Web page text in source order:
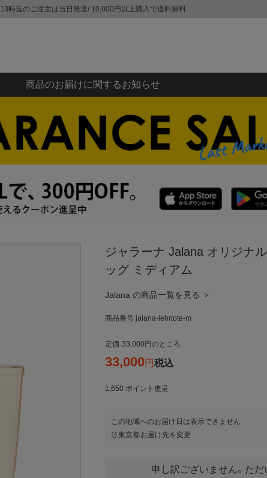
13時迄のご注文は当日発送/ 10,000円以上購入で送料無料
商品のお届けに関するお知らせ
ジャラーナ Jalana オリジナ
ッグ ミディアム
Jalana の商品一覧を見る ＞
商品番号 jalana-lehrtote-m
定価 33,000 のところ
33,000 税込
1,650 ポイント進呈
この地域へのお届け日は表示できません
東京都お届け先を変更
申し訳ございません。ただ